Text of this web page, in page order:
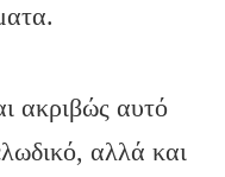
ακριβώς αυτό
αλλά και